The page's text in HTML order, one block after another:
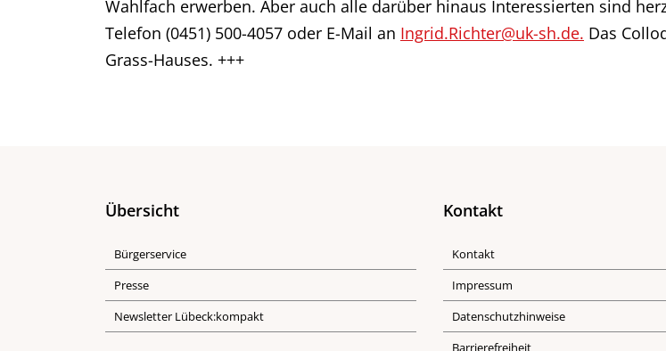
Wahlfach erwerben. Aber auch alle darüber hinaus Interessierten sind
Telefon (0451) 500-4057 oder E-Mail an Ingrid.Richter@uk-sh.de. Das
Grass-Hauses. +++
Übersicht
Bürgerservice
Presse
Newsletter Lübeck:kompakt
Kontakt
Kontakt
Impressum
Datenschutzhinweise
Barrierefreiheit